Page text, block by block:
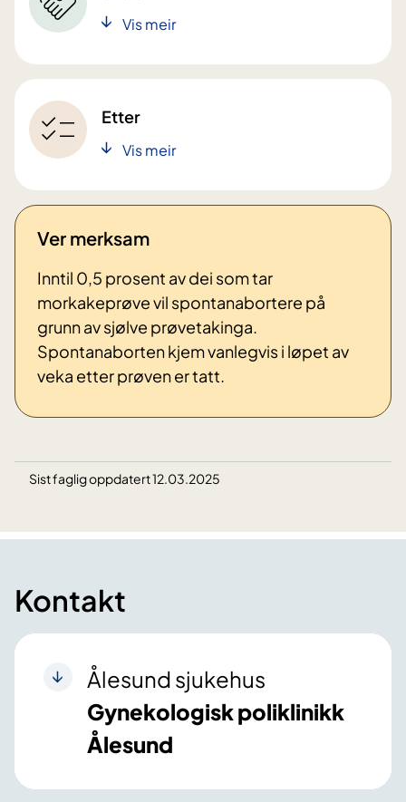
Vis meir
Etter
Vis meir
Ver merksam
Inntil 0,5 prosent av dei som tar
morkakeprøve vil spontanabortere på
grunn av sjølve prøvetakinga.
Spontanaborten kjem vanlegvis i løpet av
veka etter prøven er tatt.
Sist faglig oppdatert 12.03.2025
Kontakt
Ålesund sjukehus
Gynekologisk poliklinikk
Ålesund